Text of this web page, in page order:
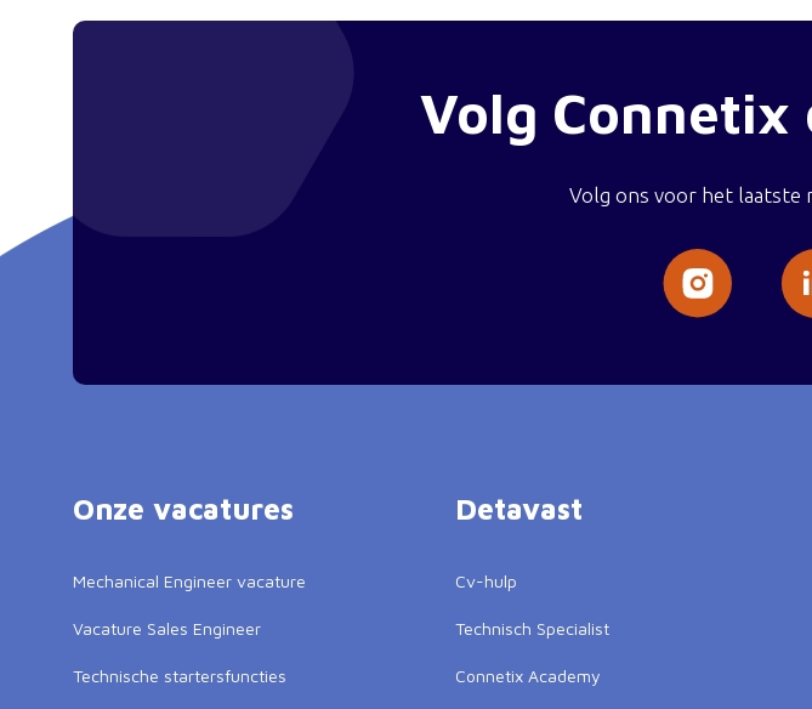
Volg Connetix
Volg ons voor het laatste
Onze vacatures
Mechanical Engineer vacature
Vacature Sales Engineer
Technische startersfuncties
Detavast
Cv-hulp
Technisch Specialist
Connetix Academy